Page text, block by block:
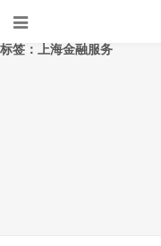
标签：上海金融服务